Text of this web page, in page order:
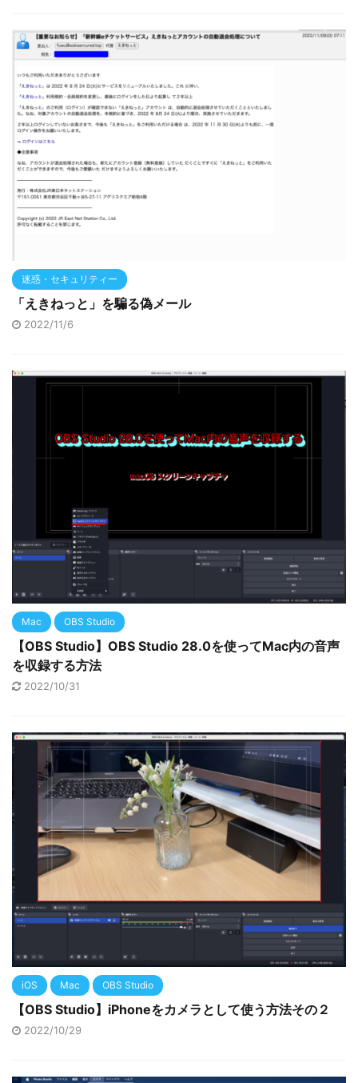
迷惑・セキュリティー
「えきねっと」を騙る偽メール
2022/11/6
Mac OBS Studio
【OBS Studio】OBS Studio 28.0を使ってMac内の音声
を収録する方法
2022/10/31
iOS Mac OBS Studio
【OBS Studio】iPhoneをカメラとして使う方法その２
2022/10/29